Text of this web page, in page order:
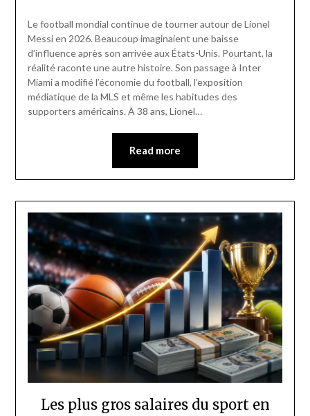
Le football mondial continue de tourner autour de Lionel
Messi en 2026. Beaucoup imaginaient une baisse
d’influence après son arrivée aux États-Unis. Pourtant, la
réalité raconte une autre histoire. Son passage à Inter
Miami a modifié l’économie du football, l’exposition
médiatique de la MLS et même les habitudes des
supporters américains. À 38 ans, Lionel…
Read more
Les plus gros salaires du sport en